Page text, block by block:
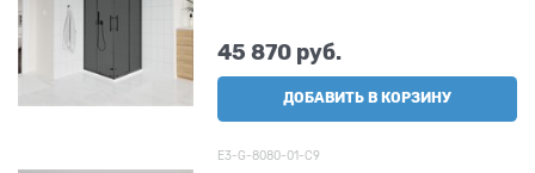
45 870 руб.
ДОБАВИТЬ В КОРЗИНУ
E3-G-8080-01-C9